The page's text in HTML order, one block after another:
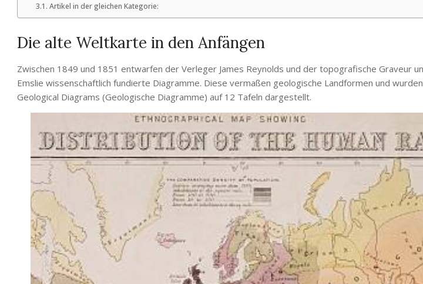
Artikel in der gleichen Kategorie:
Die alte Weltkarte in den Anfängen
Zwischen 1849 und 1851 entwarfen der Verleger James Reynolds und der topografische Graveur
Emslie wissenschaftlich fundierte Diagramme. Diese vermaßen geologische Landformen und
Geological Diagrams (Geologische Diagramme) auf 12 Tafeln dargestellt.